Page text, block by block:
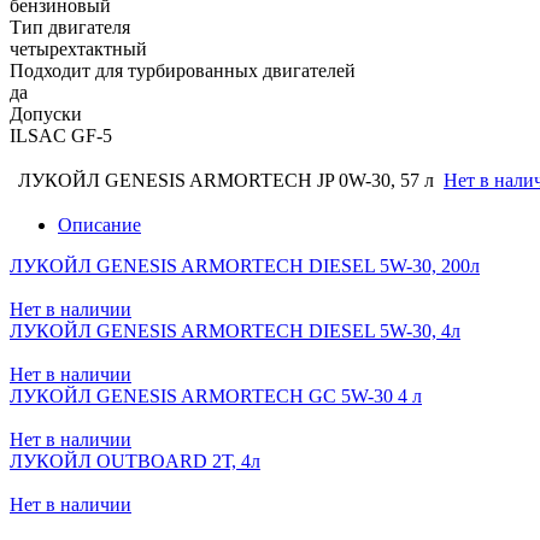
бензиновый
Тип двигателя
четырехтактный
Подходит для турбированных двигателей
да
Допуски
ILSAC GF-5
ЛУКОЙЛ GENESIS ARMORTECH JP 0W-30, 57 л Нет в
Описание
ЛУКОЙЛ GENESIS ARMORTECH DIESEL 5W-30, 200л
Нет в наличии
ЛУКОЙЛ GENESIS ARMORTECH DIESEL 5W-30, 4л
Нет в наличии
ЛУКОЙЛ GENESIS ARMORTECH GC 5W-30 4 л
Нет в наличии
ЛУКОЙЛ OUTBOARD 2Т, 4л
Нет в наличии